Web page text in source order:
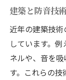
防音
建築
建築の視
建築
事前
建築と防音技
近年の建築技
しています。
ネルや、音を
す。これらの